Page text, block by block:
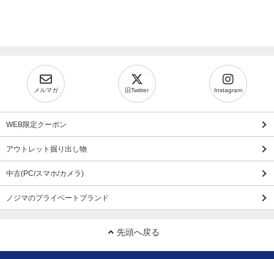
メルマガ 旧Twitter Instagram
WEB限定クーポン
アウトレット掘り出し物
中古(PC/スマホ/カメラ)
ノジマのプライベートブランド
先頭へ戻る